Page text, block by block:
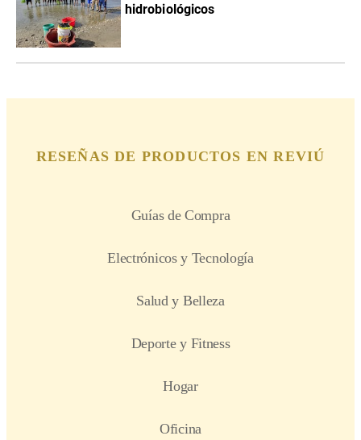
hidrobiológicos